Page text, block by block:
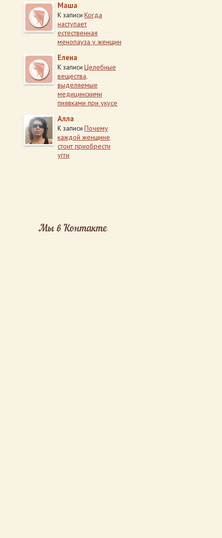
Маша
К записи Когда
наступает
естественная
менопауза у женщин
Елена
К записи Целебные
вещества,
выделяемые
медицинскими
пиявками при укусе
Алла
К записи Почему
каждой женщине
стоит приобрести
угги
Мы в Контакте